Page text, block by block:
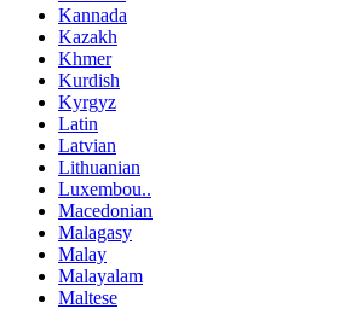
Kannada
Kazakh
Khmer
Kurdish
Kyrgyz
Latin
Latvian
Lithuanian
Luxembou..
Macedonian
Malagasy
Malay
Malayalam
Maltese